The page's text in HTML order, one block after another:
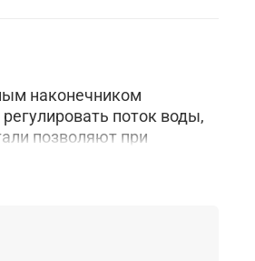
наконечником
поток воды,
позволяют при
срок службы.